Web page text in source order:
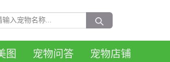
图 宠物问答 宠物店铺